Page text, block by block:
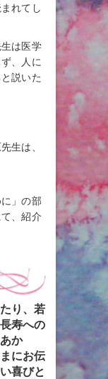
れてし
は医学
、人に
説いた
生は、
」の部
、紹介
り、若
寿への
か
にお伝
喜びと